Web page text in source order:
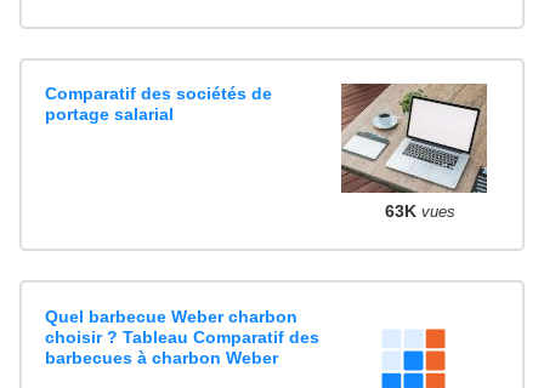
Comparatif des sociétés de
portage salarial
63K vues
Quel barbecue Weber charbon
choisir ? Tableau Comparatif des
barbecues à charbon Weber